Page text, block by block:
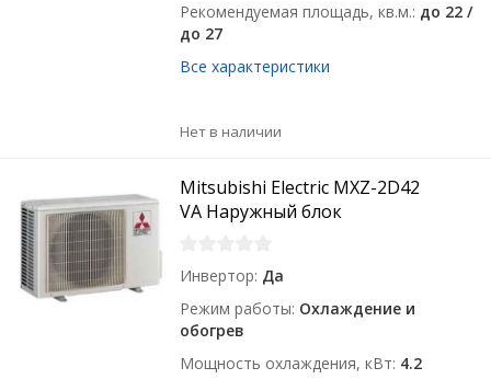
Рекомендуемая площадь, кв.м. до 22 /
до 27
Все характеристики
Нет в наличии
Mitsubishi Electric MXZ-2D42
VA Наружный блок
Инвертор Да
Режим работы Охлаждение и
обогрев
Мощность охлаждения, кВт 4.2